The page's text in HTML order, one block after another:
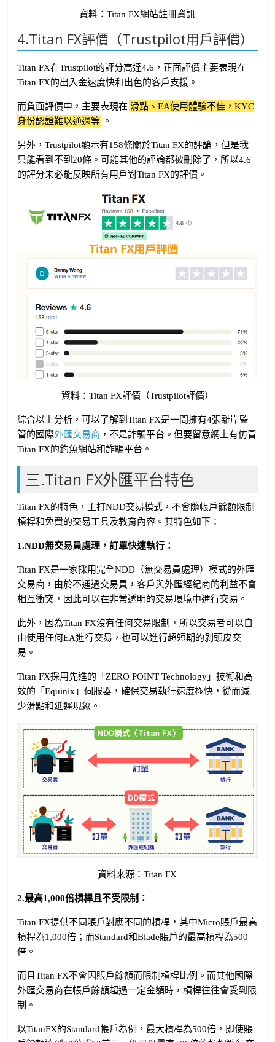
資料：Titan FX網站註冊資訊
4.Titan FX評價（Trustpilot用戶評價）
Titan FX在Trustpilot的評分高達4.6，正面評價主要表現在
Titan FX的出入金速度快和出色的客戶支援。
而負面評價中，主要表現在 滑點、EA使用體驗不佳，KYC
身份認證難以通過等 。
另外，Trustpilot顯示有158條關於Titan FX的評論，但是我
只能看到不到20條。可能其他的評論都被刪除了，所以4.6
的評分未必能反映所有用戶對Titan FX的評價。
資料：Titan FX評價（Trustpilot評價）
綜合以上分析，可以了解到Titan FX是一間擁有4張離岸監
管的國際外匯交易商 ，不是詐騙平台。但要留意網上有仿冒
Titan FX的釣魚網站和詐騙平台。
三.Titan FX外匯平台特色
Titan FX的特色，主打NDD交易模式，不會隨帳戶餘額限制
槓桿和免費的交易工具及教育內容。其特色如下：
1.NDD無交易員處理，訂單快速執行：
Titan FX是一家採用完全NDD（無交易員處理）模式的外匯
交易商，由於不通過交易員，客戶與外匯經紀商的利益不會
相互衝突，因此可以在非常透明的交易環境中進行交易。
此外，因為Titan FX沒有任何交易限制，所以交易者可以自
由使用任何EA進行交易，也可以進行超短期的剝頭皮交
易。
Titan FX採用先進的「ZERO POINT Technology」技術和高
效的「Equinix」伺服器，確保交易執行速度極快，從而減
少滑點和延遲現象。
資料来源：Titan FX
2.最高1,000倍槓桿且不受限制：
Titan FX提供不同賬戶對應不同的槓桿，其中Micro賬戶最高
槓桿為1,000倍；而Standard和Blade賬戶的最高槓桿為500
倍。
而且Titan FX不會因賬戶餘額而限制槓桿比例。而其他國際
外匯交易商在帳戶餘額超過一定金額時，槓桿往往會受到限
制。
以TitanFX的Standard帳戶為例，最大槓桿為500倍，即使賬